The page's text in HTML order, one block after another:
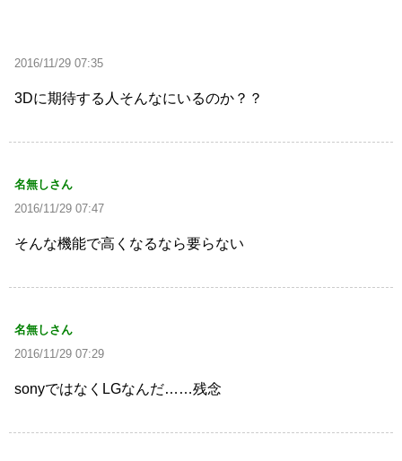
2016/11/29 07:35
3Dに期待する人そんなにいるのか？？
名無しさん
2016/11/29 07:47
そんな機能で高くなるなら要らない
名無しさん
2016/11/29 07:29
sonyではなくLGなんだ……残念